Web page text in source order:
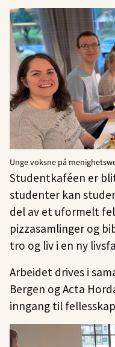
Unge voksne på
Studentkaféen er
studenter kan
del av et uformelt
pizzasamlinger og
tro og liv i en ny
Arbeidet drives i
Bergen og Acta
inngang til